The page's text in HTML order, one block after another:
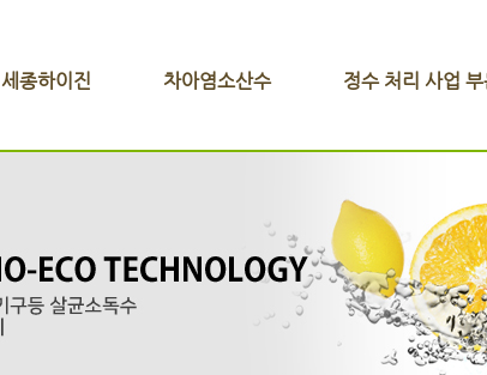
세종하이진 차아염소산수 정수 처리 사업